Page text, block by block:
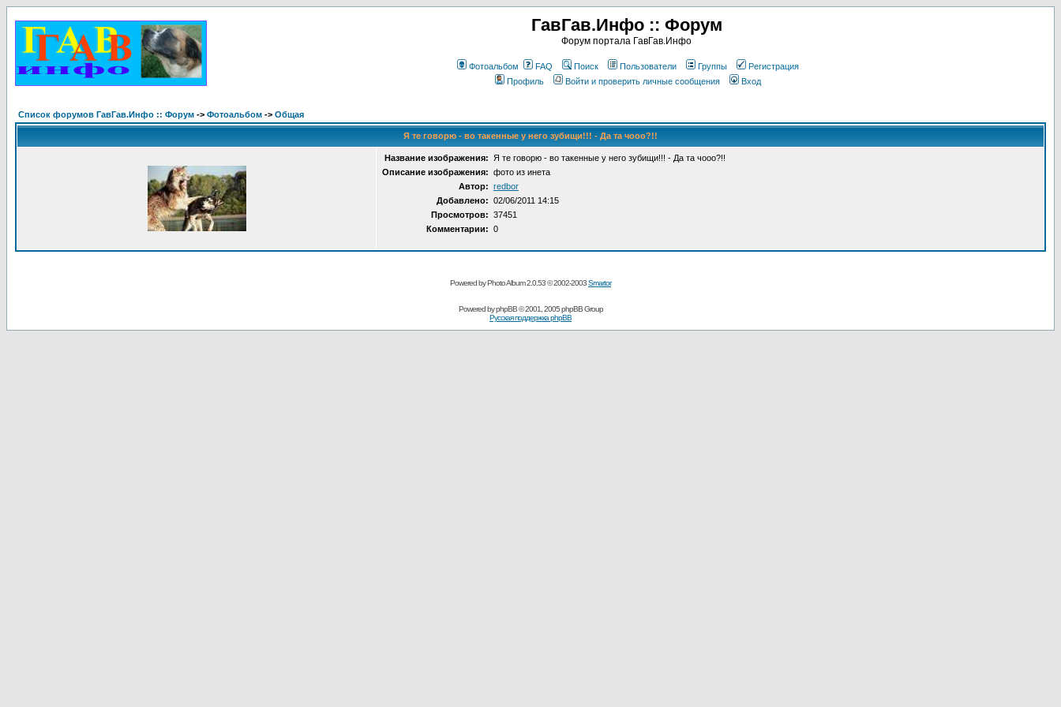
ГавГав.Инфо :: Форум
Форум портала ГавГав.Инфо
Фотоальбом FAQ Поиск Пользователи Группы
Регистрация
Профиль
Войти и проверить личные сообщения Вход
Список форумов ГавГав.Инфо :: Форум -> Фотоальбом -> Общая
Я те говорю - во такенные у него зубищи!!! - Да та чооо?!!
Название изображения: Я те говорю - во такенные у него зубищи!!! - Да та чооо?!!
Описание изображения: фото из инета
Автор: redbor
Добавлено: 02/06/2011 14:15
Просмотров: 37451
Комментарии: 0
Powered by Photo Album 2.0.53 © 2002-2003Smartor
Powered byphpBB© 2001, 2005 phpBB Group
Русская поддержка phpBB